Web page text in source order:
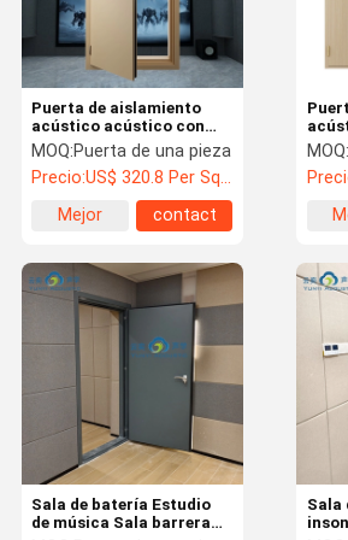
En Casa Productos
MOQ:
Puerta de aislamiento
acústico acústico con
vidrio acústico 60
minutos Puerta única
acústica a prueba de
fuego STC 45dB
MOQ:Puerta de una pieza
Precio:US$ 320.8 Per Square Meter
Mejor
contact
Sala
Sala de batería Estudio
de música Sala barrera